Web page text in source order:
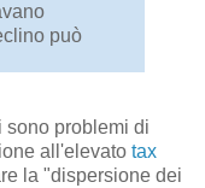
può
sono problemi di
all'elevato tax
la "dispersione dei